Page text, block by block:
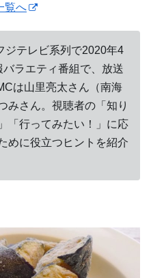
覧へ
ジテレビ系列で2020年4
ラエティ番組で、放送
は山里亮太さん（南海
みさん。視聴者の「知り
「行ってみたい！」に応
めに役立つヒントを紹介